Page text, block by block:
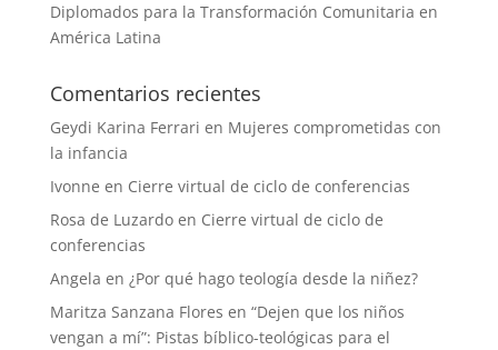
Diplomados para la Transformación Comunitaria en
América Latina
Comentarios recientes
Geydi Karina Ferrari en Mujeres comprometidas con
la infancia
Ivonne en Cierre virtual de ciclo de conferencias
Rosa de Luzardoen Cierre virtual de ciclo de
conferencias
Angela en ¿Por qué hago teología desde la niñez?
Maritza Sanzana Flores en “Dejen que los niños
vengan a mí”: Pistas bíblico-teológicas para el